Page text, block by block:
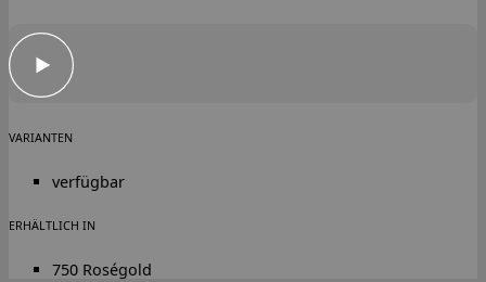
VARIANTEN
verfügbar
ERHÄLTLICH IN
750 Roségold